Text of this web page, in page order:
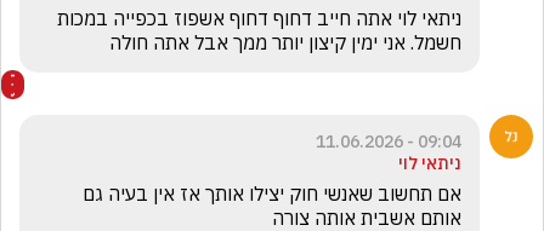
חשמל. אני ימין קיצון יותר ממך אבל אתה חולה
09:04 - 11.06.2026
ניתאי לוי
אותם אשבית אותה צורה